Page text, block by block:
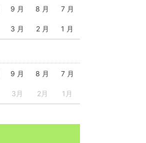
9 月 8 月 7 月
3 月 2 月 1 月
9 月 8 月 7 月
3月 2月 1月